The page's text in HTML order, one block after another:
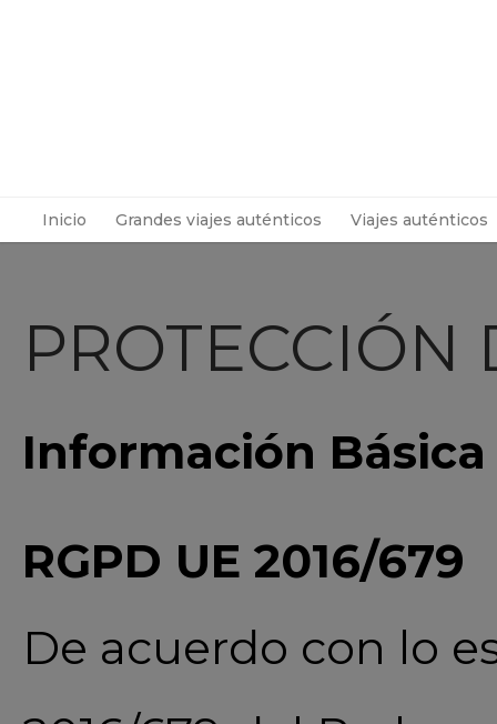
Inicio Grandes viajes auténticos Viajes auténticos
PROTECCIÓN
Información
RGPD UE 2016/679
De acuerdo con lo